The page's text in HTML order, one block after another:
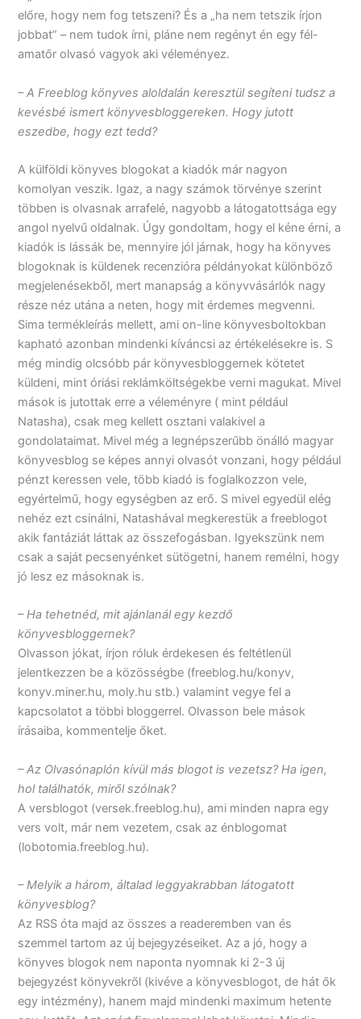
előre, hogy nem fog tetszeni? És a „ha nem tetszik írjon
jobbat” – nem tudok írni, pláne nem regényt én egy fél-
amatőr olvasó vagyok aki véleményez.
– A Freeblog könyves aloldalán keresztül segíteni tudsz a
kevésbé ismert könyvesbloggereken. Hogy jutott
eszedbe, hogy ezt tedd?
A külföldi könyves blogokat a kiadók már nagyon
komolyan veszik. Igaz, a nagy számok törvénye szerint
többen is olvasnak arrafelé, nagyobb a látogatottsága egy
angol nyelvű oldalnak. Úgy gondoltam, hogy el kéne érni, a
kiadók is lássák be, mennyire jól járnak, hogy ha könyves
blogoknak is küldenek recenzióra példányokat különböző
megjelenésekből, mert manapság a könyvvásárlók nagy
része néz utána a neten, hogy mit érdemes megvenni.
Sima termékleírás mellett, ami on-line könyvesboltokban
kapható azonban mindenki kíváncsi az értékelésekre is. S
még mindig olcsóbb pár könyvesbloggernek kötetet
küldeni, mint óriási reklámköltségekbe verni magukat. Mivel
mások is jutottak erre a véleményre ( mint például
Natasha), csak meg kellett osztani valakivel a
gondolataimat. Mivel még a legnépszerűbb önálló magyar
könyvesblog se képes annyi olvasót vonzani, hogy például
pénzt keressen vele, több kiadó is foglalkozzon vele,
egyértelmű, hogy egységben az erő. S mivel egyedül elég
nehéz ezt csinálni, Natashával megkerestük a freeblogot
akik fantáziát láttak az összefogásban. Igyekszünk nem
csak a saját pecsenyénket sütögetni, hanem remélni, hogy
jó lesz ez másoknak is.
– Ha tehetnéd, mit ajánlanál egy kezdő
könyvesbloggernek?
Olvasson jókat, írjon róluk érdekesen és feltétlenül
jelentkezzen be a közösségbe (freeblog.hu/konyv,
konyv.miner.hu, moly.hu stb.) valamint vegye fel a
kapcsolatot a többi bloggerrel. Olvasson bele mások
írásaiba, kommentelje őket.
– Az Olvasónaplón kívül más blogot is vezetsz? Ha igen,
hol találhatók, miről szólnak?
A versblogot (versek.freeblog.hu), ami minden napra egy
vers volt, már nem vezetem, csak az énblogomat
(lobotomia.freeblog.hu).
– Melyik a három, általad leggyakrabban látogatott
könyvesblog?
Az RSS óta majd az összes a readeremben van és
szemmel tartom az új bejegyzéseiket. Az a jó, hogy a
könyves blogok nem naponta nyomnak ki 2-3 új
bejegyzést könyvekről (kivéve a könyvesblogot, de hát ők
egy intézmény), hanem majd mindenki maximum hetente